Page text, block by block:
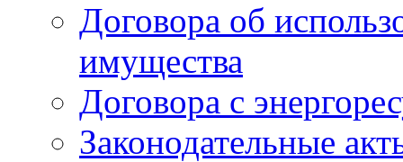
Договора об
имущества
Договора с
Законодательные